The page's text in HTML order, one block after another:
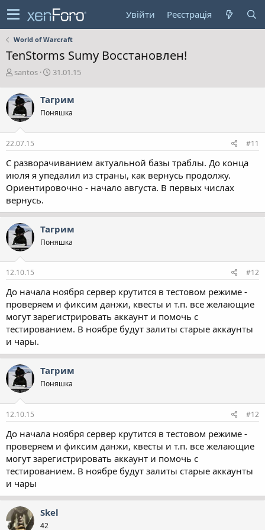
Увійти Реєстрація
World of Warcraft
TenStorms Sumy Восстановлен!
А
т
о
р
т
е
м
santos
Д
а
с
в
е
н
н
31.01.15
Тагрим
Поняшка
22.07.15 #11
С разворачиванием актуальной базы траблы. До конца
июля я упедалил из страны, как вернусь продолжу.
Ориентировочно - начало августа. В первых числах
вернусь.
Тагрим
Поняшка
12.10.15 #12
До начала ноября сервер крутится в тестовом режиме -
проверяем и фиксим данжи, квесты и т.п. все желающие
могут зарегистрировать аккаунт и помочь с
тестированием. В ноябре будут залиты старые аккаунты
и чары.
Тагрим
Поняшка
12.10.15 #12
До начала ноября сервер крутится в тестовом режиме -
проверяем и фиксим данжи, квесты и т.п. все желающие
могут зарегистрировать аккаунт и помочь с
тестированием. В ноябре будут залиты старые аккаунты
и чары
Skel
42